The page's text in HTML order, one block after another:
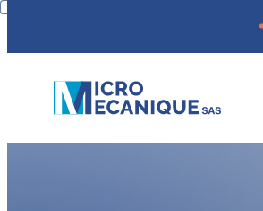
Aller